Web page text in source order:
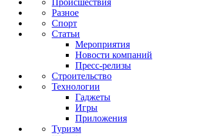
Происшествия
Разное
Спорт
Статьи
Мероприятия
Новости компаний
Пресс-релизы
Строительство
Технологии
Гаджеты
Игры
Приложения
Туризм